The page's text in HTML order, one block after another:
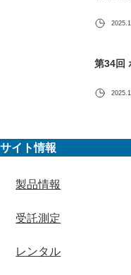
第34回
サイト情報
製品情報
受託測定
レンタル